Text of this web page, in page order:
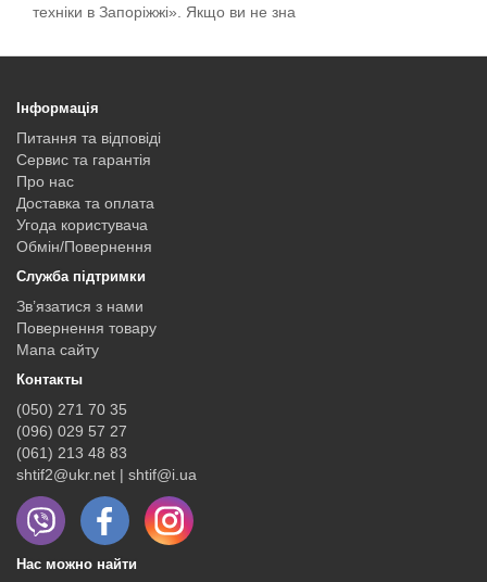
техніки в Запоріжжі». Якщо ви не зна
Інформація
Питання та відповіді
Сервис та гарантія
Про нас
Доставка та оплата
Угода користувача
Обмін/Повернення
Служба підтримки
Зв’язатися з нами
Повернення товару
Мапа сайту
Контакты
(050) 271 70 35
(096) 029 57 27
(061) 213 48 83
shtif2@ukr.net | shtif@i.ua
Нас можно найти